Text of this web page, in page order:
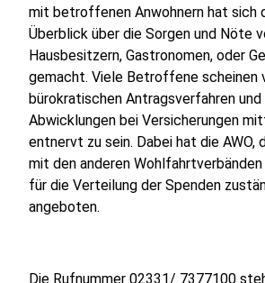
mit betroffenen Anwohnern hat sich
Überblick über die Sorgen und Nöte
Hausbesitzern, Gastronomen, oder
gemacht. Viele Betroffene scheinen
bürokratischen Antragsverfahren und
Abwicklungen bei Versicherungen
entnervt zu sein. Dabei hat die AWO,
mit den anderen
für die Verteilung der Spenden
angeboten.
Die Rufnummer 02331/ 7377100